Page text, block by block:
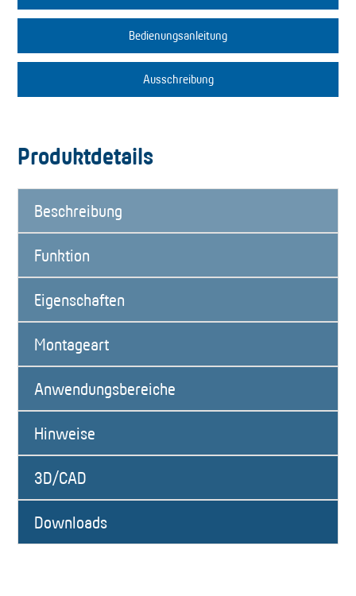
Bedienungsanleitung
Ausschreibung
Produktdetails
Beschreibung
Funktion
Eigenschaften
Montageart
Anwendungsbereiche
Hinweise
3D/CAD
Downloads